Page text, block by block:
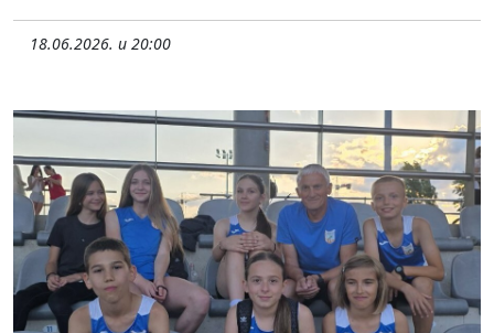
18.06.2026. u 20:00